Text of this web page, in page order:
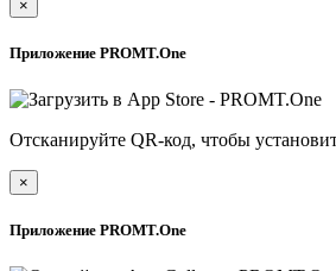
×
Приложение PROMT.One
Отсканируйте QR-код, чтобы
×
Приложение PROMT.One